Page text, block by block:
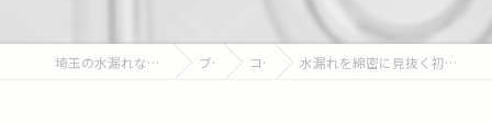
埼玉の水漏れなら株式会社アクアサポート ブログ コラム 水漏れを綿密に見抜く初期サインから応急処置までの実践ガイド